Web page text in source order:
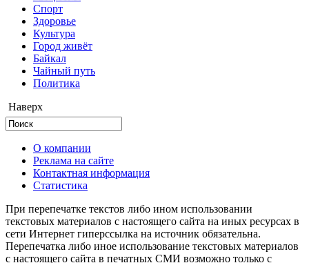
Cпорт
Здоровье
Культура
Город живёт
Байкал
Чайный путь
Политика
Наверх
О компании
Реклама на сайте
Контактная информация
Статистика
При перепечатке текстов либо ином использовании
текстовых материалов с настоящего сайта на иных ресурсах в
сети Интернет гиперссылка на источник обязательна.
Перепечатка либо иное использование текстовых материалов
с настоящего сайта в печатных СМИ возможно только с